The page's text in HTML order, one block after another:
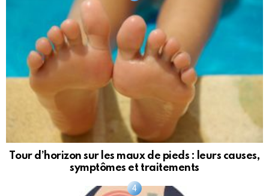
Tour d’horizon sur les maux de pieds : leurs causes,
symptômes et traitements